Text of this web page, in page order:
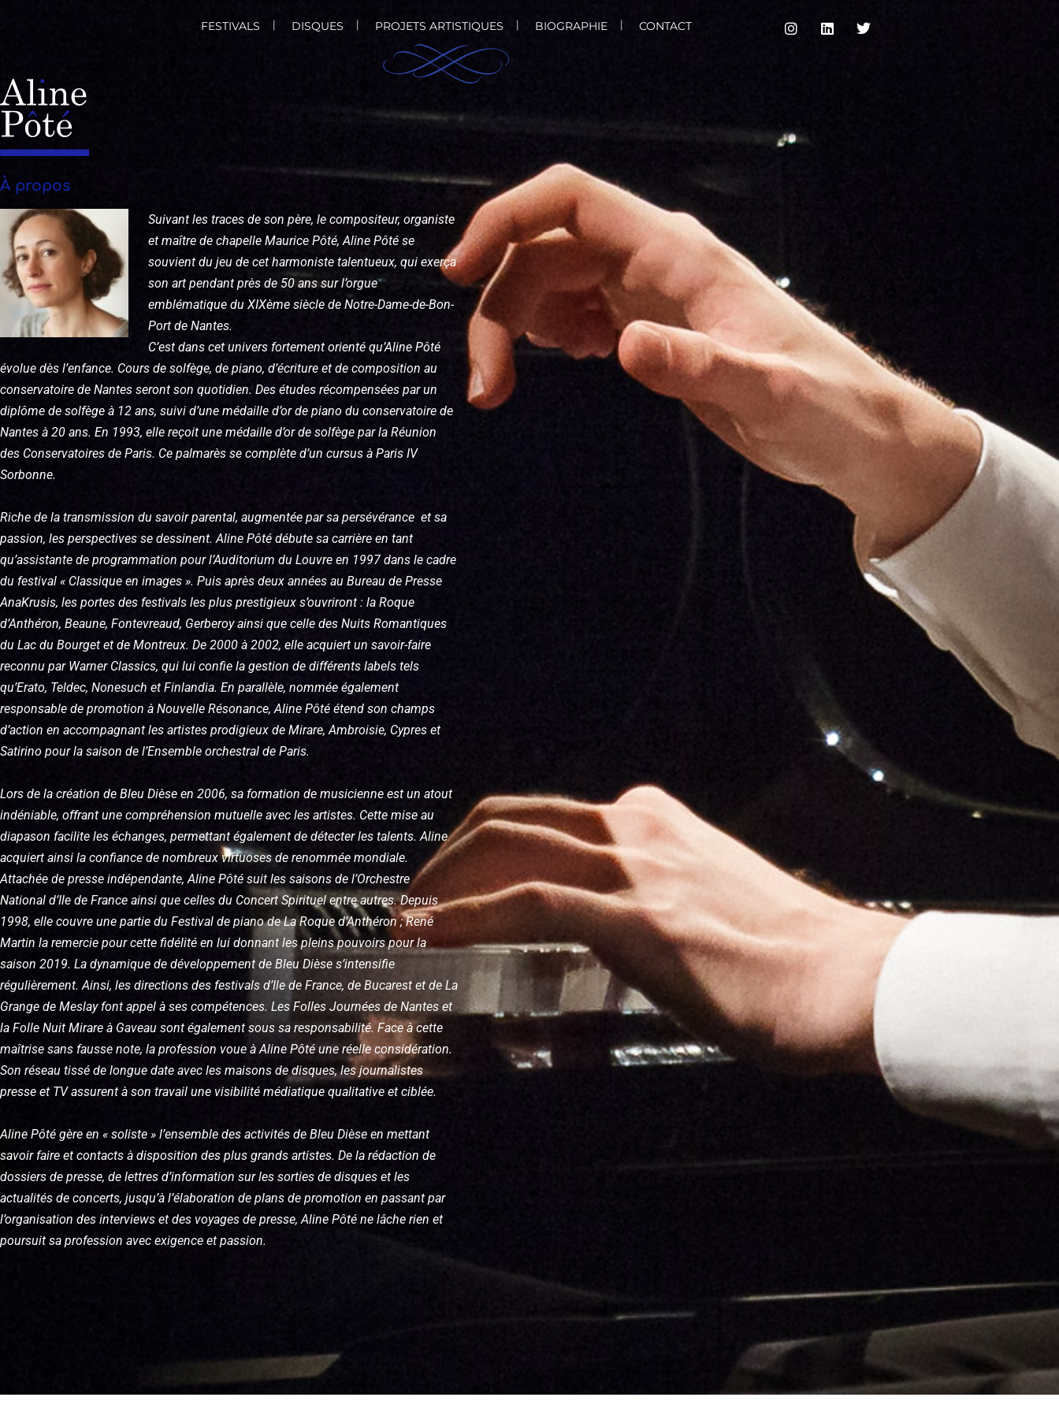
FESTIVALS DISQUES PROJETS ARTISTIQUES BIOGRAPHIE CONTACT
À propos
Suivant les traces de son père, le compositeur, organiste
et maître de chapelle Maurice Pôté, Aline Pôté se
souvient du jeu de cet harmoniste talentueux, qui exerça
son art pendant près de 50 ans sur l’orgue
emblématique du XIXème siècle de Notre-Dame-de-Bon-
Port de Nantes.
C’est dans cet univers fortement orienté qu’Aline Pôté
évolue dès l’enfance. Cours de solfège, de piano, d’écriture et de composition au
conservatoire de Nantes seront son quotidien. Des études récompensées par un
diplôme de solfège à 12 ans, suivi d’une médaille d’or de piano du conservatoire de
Nantes à 20 ans. En 1993, elle reçoit une médaille d’or de solfège par la Réunion
des Conservatoires de Paris. Ce palmarès se complète d’un cursus à Paris IV
Sorbonne.
Riche de la transmission du savoir parental, augmentée par sa persévérance et sa
passion, les perspectives se dessinent. Aline Pôté débute sa carrière en tant
qu’assistante de programmation pour l’Auditorium du Louvre en 1997 dans le cadre
du festival « Classique en images ». Puis après deux années au Bureau de Presse
AnaKrusis, les portes des festivals les plus prestigieux s’ouvriront : la Roque
d’Anthéron, Beaune, Fontevreaud, Gerberoy ainsi que celle des Nuits Romantiques
du Lac du Bourget et de Montreux. De 2000 à 2002, elle acquiert un savoir-faire
reconnu par Warner Classics, qui lui confie la gestion de différents labels tels
qu’Erato, Teldec, Nonesuch et Finlandia. En parallèle, nommée également
responsable de promotion à Nouvelle Résonance, Aline Pôté étend son champs
d’action en accompagnant les artistes prodigieux de Mirare, Ambroisie, Cypres et
Satirino pour la saison de l’Ensemble orchestral de Paris.
Lors de la création de Bleu Dièse en 2006, sa formation de musicienne est un atout
indéniable, offrant une compréhension mutuelle avec les artistes. Cette mise au
diapason facilite les échanges, permettant également de détecter les talents. Aline
acquiert ainsi la confiance de nombreux virtuoses de renommée mondiale.
Attachée de presse indépendante, Aline Pôté suit les saisons de l’Orchestre
National d’Ile de France ainsi que celles du Concert Spirituel entre autres. Depuis
1998, elle couvre une partie du Festival de piano de La Roque d’Anthéron ; René
Martin la remercie pour cette fidélité en lui donnant les pleins pouvoirs pour la
saison 2019. La dynamique de développement de Bleu Dièse s’intensifie
régulièrement. Ainsi, les directions des festivals d’Ile de France, de Bucarest et de La
Grange de Meslay font appel à ses compétences. Les Folles Journées de Nantes et
la Folle Nuit Mirare à Gaveau sont également sous sa responsabilité. Face à cette
maîtrise sans fausse note, la profession voue à Aline Pôté une réelle considération.
Son réseau tissé de longue date avec les maisons de disques, les journalistes
presse et TV assurent à son travail une visibilité médiatique qualitative et ciblée.
Aline Pôté gère en « soliste » l’ensemble des activités de Bleu Dièse en mettant
savoir faire et contacts à disposition des plus grands artistes. De la rédaction de
dossiers de presse, de lettres d’information sur les sorties de disques et les
actualités de concerts, jusqu’à l’élaboration de plans de promotion en passant par
l’organisation des interviews et des voyages de presse, Aline Pôté ne lâche rien et
poursuit sa profession avec exigence et passion.